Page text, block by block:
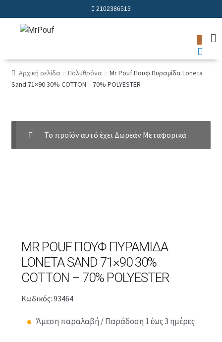
2102386513
0
Αρχική σελίδα Πολυθρόνα
Mr Pouf Πουφ Πυραμίδα Loneta
Sand 71×90 30% COTTON – 70% POLYESTER
Το προϊόν αυτό έχει Δωρεάν Μεταφορικά
MR POUF ΠΟΥΦ ΠΥΡΑΜΊΔΑ
LONETA SAND 71×90 30%
COTTON – 70% POLYESTER
Κωδικός: 93464
Άμεση παραλαβή / Παράδοση 1 έως 3 ημέρες